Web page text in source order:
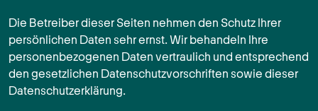
Die Betreiber dieser Seiten nehmen den Schutz Ihrer
persönlichen Daten sehr ernst. Wir behandeln Ihre
personenbezogenen Daten vertraulich und entsprechend
den gesetzlichen Datenschutzvorschriften sowie dieser
Datenschutzerklärung.